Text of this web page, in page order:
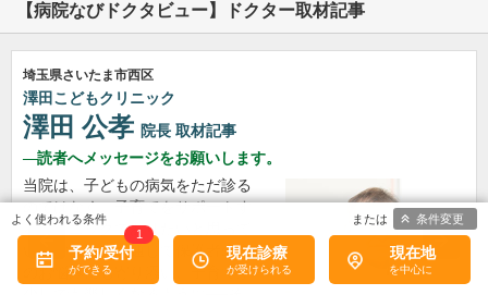
【病院なびドクタビュー】ドクター取材記事
埼玉県さいたま市西区
澤田こどもクリニック
澤田 公孝 院長 取材記事
読者へメッセージをお願いします。
当院は、子どもの病気をただ診る
のではなく、子育てをサポートす
るクリニックでありたいと思って
います。診療を通じて保護者の方
のお悩みにも寄り添い、子育てが
予約/受付
1
現在診療 現在地
条件変更